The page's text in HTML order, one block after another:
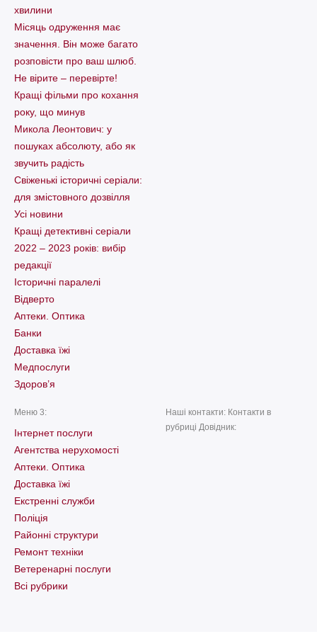
хвилини
Місяць одруження має
значення. Він може багато
розповісти про ваш шлюб.
Не вірите – перевірте!
Кращі фільми про кохання
року, що минув
Микола Леонтович: у
пошуках абсолюту, або як
звучить радість
Свіженькі історичні серіали:
для змістовного дозвілля
Усі новини
Кращі детективні серіали
2022 – 2023 років: вибір
редакції
Історичні паралелі
Відверто
Аптеки. Оптика
Банки
Доставка їжі
Медпослуги
Здоров’я
Меню 3:
Інтернет послуги
Агентства нерухомості
Аптеки. Оптика
Доставка їжі
Екстренні служби
Поліція
Районні структури
Ремонт техніки
Ветеренарні послуги
Всі рубрики
Наші контакти: Контакти в
рубриці Довідник: